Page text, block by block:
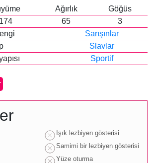
Ağırlık
Göğüs
174 65
3
Sarışınlar
Slavlar
Sportif
Işık lezbiyen gösterisi
Samimi bir lezbiyen gösterisi
Yüze oturma